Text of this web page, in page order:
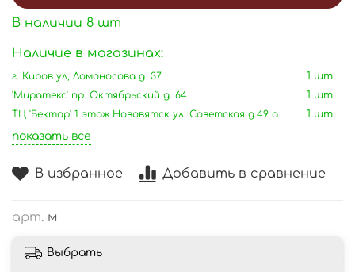
В избранное Добавить в сравнение
арт. м
В наличии 8 шт
Наличие в магазинах:
г. Киров ул, Ломоносова д. 37
1 шт.
'Миратекс' пр. Октябрьский д. 64
1 шт.
ТЦ 'Вектор' 1 этаж Нововятск ул. Советская д.49 а
1 шт.
показать все
Выбрать